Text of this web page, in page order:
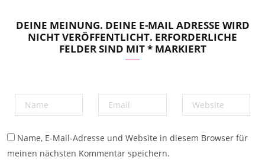
DEINE MEINUNG. DEINE E-MAIL ADRESSE WIRD
NICHT VERÖFFENTLICHT. ERFORDERLICHE
FELDER SIND MIT * MARKIERT
Name, E-Mail-Adresse und Website in diesem Browser für
meinen nächsten Kommentar speichern.